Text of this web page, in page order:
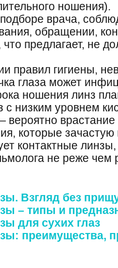
ношения).
врача,
обращении,
что предлагает, не
правил гигиены,
глаза может
ношения линз
низким уровнем
врастание
которые
контактные
не реже чем
Взгляд без
– типы и
для сухих глаз
преимущества,